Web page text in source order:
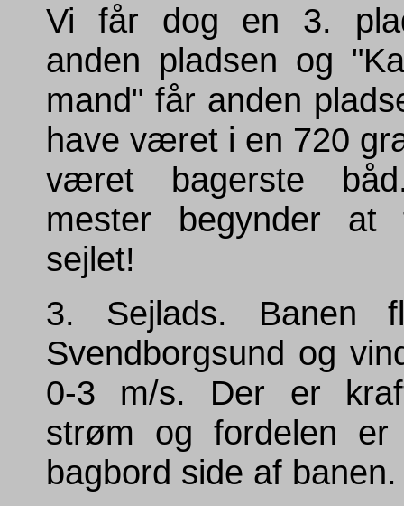
Vi får dog en 3.
anden pladsen og
mand" får anden
have været i en 720
været bagerste
mester begynder
sejlet!
3. Sejlads. Banen
Svendborgsund og
0-3 m/s. Der er
strøm og fordelen
bagbord side af banen.